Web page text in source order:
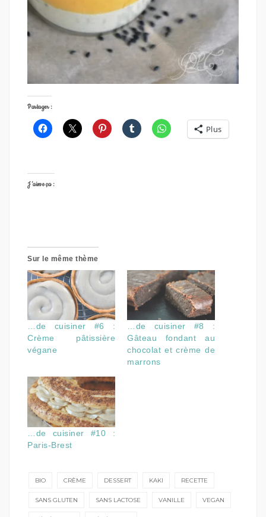
Partager :
Plus
J’aime ça :
Sur le même thème
…de cuisiner #6 :
Crème pâtissière
végane
…de cuisiner #8 :
Gâteau fondant au
chocolat et crème de
marrons
…de cuisiner #10 :
Paris-Brest
BIO CRÈME DESSERT KAKI RECETTE
SANS GLUTEN SANS LACTOSE VANILLE VEGAN